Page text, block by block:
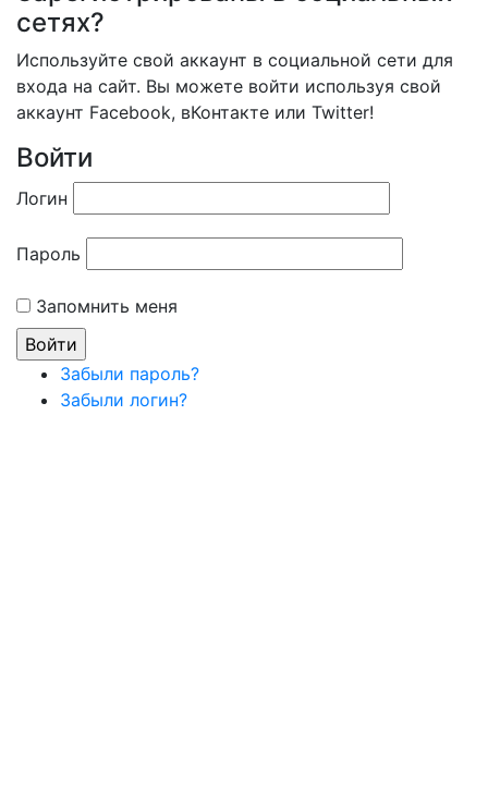
сетях?
Используйте свой аккаунт в социальной сети для
входа на сайт. Вы можете войти используя свой
аккаунт Facebook, вКонтакте или Twitter!
Войти
Логин
Пароль
Запомнить меня
Забыли пароль?
Забыли логин?